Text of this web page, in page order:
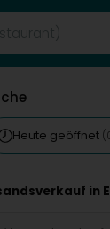
Heute geöffnet
in